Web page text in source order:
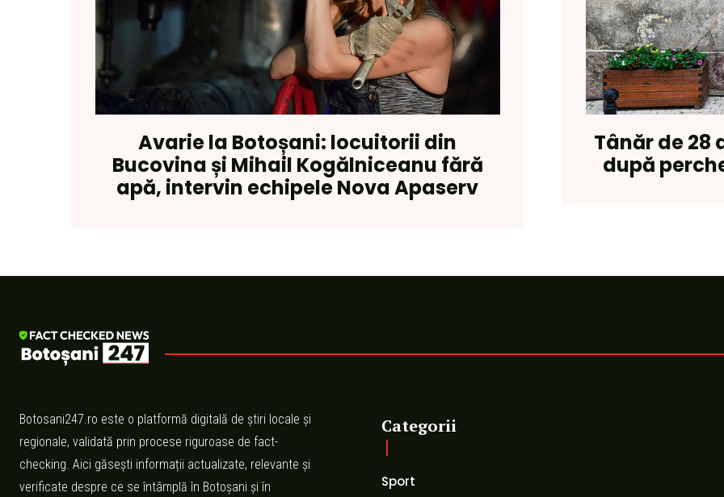
Avarie la Botoșani: locuitorii din
Bucovina și Mihail Kogălniceanu fără
apă, intervin echipele Nova Apaserv
Tânăr de 28
după
Botosani247.ro este o platformă digitală de știri locale și
regionale, validată prin procese riguroase de fact-
checking. Aici găsești informații actualizate, relevante și
verificate despre ce se întâmplă în Botoșani și în
Categorii
Sport